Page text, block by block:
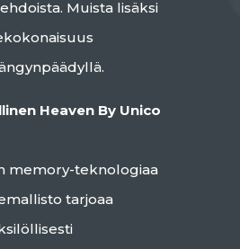
Muista lisäksi
Heaven By Unico
memory-teknologiaa
tarjoaa